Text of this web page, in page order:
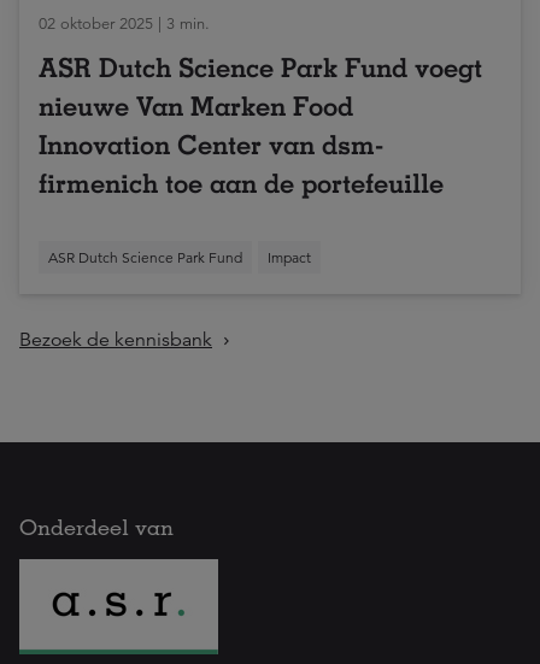
02 oktober 2025 | 3 min.
ASR Dutch Science Park Fund voegt
nieuwe Van Marken Food
Innovation Center van dsm-
firmenich toe aan de portefeuille
ASR Dutch Science Park Fund Impact
Bezoek de kennisbank
Onderdeel van